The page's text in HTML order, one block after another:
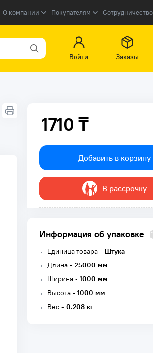
О компании Покупателям Сотрудничество
Войти
Заказы
1710 ₸
1710 ₸
Добавить в корзину
В рассрочку
Информация об упаковке
Единица товара - Штука
Длина - 25000 мм
Ширина - 1000 мм
Высота - 1000 мм
Вес - 0.208 кг